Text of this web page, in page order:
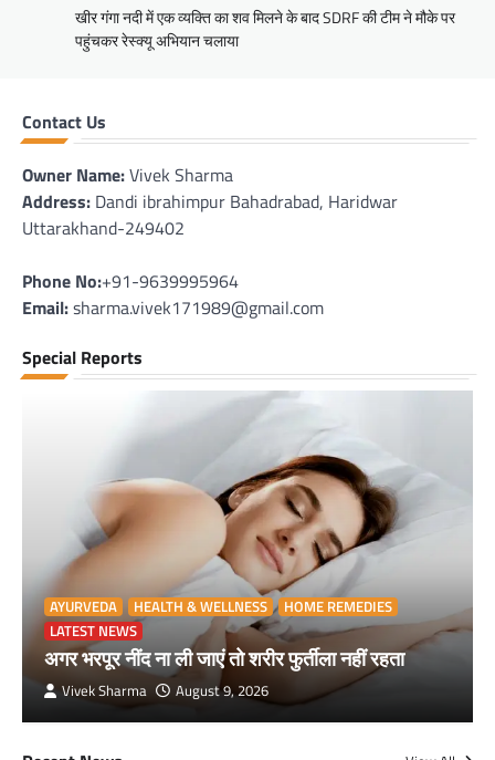
खीर गंगा नदी में एक व्यक्ति का शव मिलने के बाद SDRF की टीम ने मौके पर
पहुंचकर रेस्क्यू अभियान चलाया
Contact Us
Owner Name:Vivek Sharma
Address: Dandi ibrahimpur Bahadrabad, Haridwar
Uttarakhand-249402
Phone No:+91-9639995964
Email:sharma.vivek171989@gmail.com
Special Reports
AYURVEDA HEALTH & WELLNESS
HOME REMEDIES
LATEST NEWS
अगर भरपूर नींद ना ली जाएं तो शरीर फुर्तीला नहीं रहता
Vivek Sharma August 9, 2026